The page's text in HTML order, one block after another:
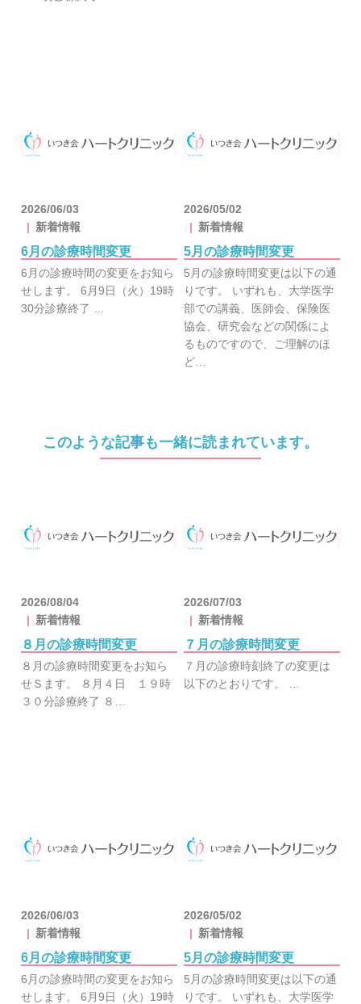
2026/06/03
新着情報
6月の診療時間変更
6月の診療時間の変更をお知ら
せします。 6月9日（火）19時
30分診療終了 …
2026/05/02
新着情報
5月の診療時間変更
5月の診療時間変更は以下の通
りです。 いずれも、大学医学
部での講義、医師会、保険医
協会、研究会などの関係によ
るものですので、ご理解のほ
ど…
このような記事も一緒に読まれています。
2026/08/04
新着情報
８月の診療時間変更
８月の診療時間変更をお知ら
せＳます。 ８月４日 １９時
３０分診療終了 ８…
2026/07/03
新着情報
７月の診療時間変更
７月の診療時刻終了の変更は
以下のとおりです。 …
2026/06/03
新着情報
6月の診療時間変更
6月の診療時間の変更をお知ら
せします。 6月9日（火）19時
2026/05/02
新着情報
5月の診療時間変更
5月の診療時間変更は以下の通
りです。 いずれも、大学医学